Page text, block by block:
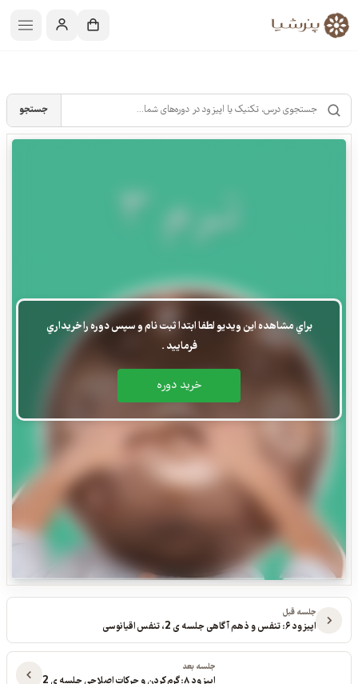
جستجو
براي مشاهده اين ويديو لطفا ابتدا ثبت نام و سپس دوره را خريداري
فرماييد .
خريد دوره
جلسه قبل
اپیزود ۶: تنفس و ذهم آگاهی جلسه ی 2، تنفس اقیانوسی